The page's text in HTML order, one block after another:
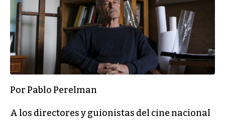
Por Pablo Perelman
A los directores y guionistas del cine nacional